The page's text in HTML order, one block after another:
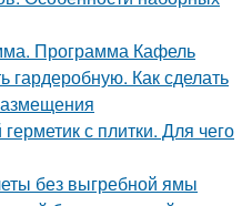
Программа Кафель
гардеробную. Как сделать
с плитки. Для чего
без выгребной ямы